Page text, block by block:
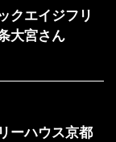
クエイジフリ
大宮さん
ーハウス京都